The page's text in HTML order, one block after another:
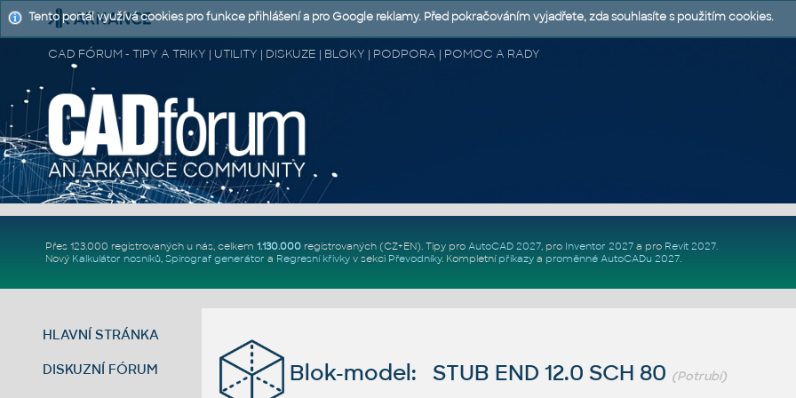
CAD FÓRUM - TIPY A TRIKY | UTILITY | DISKUZE | BLOKY | PODPORA | POMOC A RADY
Přes 123.000 registrovaných u nás, celkem 1.130.000registrovaných (CZ+EN). Tipy pro AutoCAD 2027, pro Inventor 2027a pro Revit 2027.
Nový Kalkulátor nosníků, Spirograf generátor a Regresní křivkyv sekci Převodníky. Kompletní příkazya proměnné AutoCADu 2027.
HLAVNÍ STRÁNKA
DISKUZNÍ FÓRUM Blok-model: STUB END 12.0 SCH 80 (Potrubí)
Tento portál využívá cookies pro funkce přihlášení a pro Google reklamy. Před pokračováním vyjadřete, zda souhlasíte s použitím cookies.